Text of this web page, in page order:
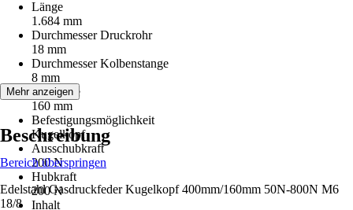
Länge
1.684 mm
Durchmesser Druckrohr
18 mm
Durchmesser Kolbenstange
8 mm
Hublänge
160 mm
Befestigungsmöglichkeit
Kugelkopf
Ausschubkraft
200 N
Hubkraft
200 N
Inhalt
Mehr anzeigen
Beschreibung
Bereich überspringen
Edelstahl Gasdruckfeder Kugelkopf 400mm/160mm 50N-800N M6
18/8